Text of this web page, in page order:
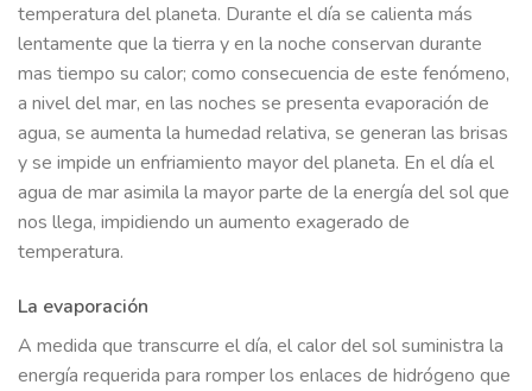
temperatura del planeta. Durante el día se calienta más
lentamente que la tierra y en la noche conservan durante
mas tiempo su calor; como consecuencia de este fenómeno,
a nivel del mar, en las noches se presenta evaporación de
agua, se aumenta la humedad relativa, se generan las brisas
y se impide un enfriamiento mayor del planeta. En el día el
agua de mar asimila la mayor parte de la energía del sol que
nos llega, impidiendo un aumento exagerado de
temperatura.
La evaporación
A medida que transcurre el día, el calor del sol suministra la
energía requerida para romper los enlaces de hidrógeno que